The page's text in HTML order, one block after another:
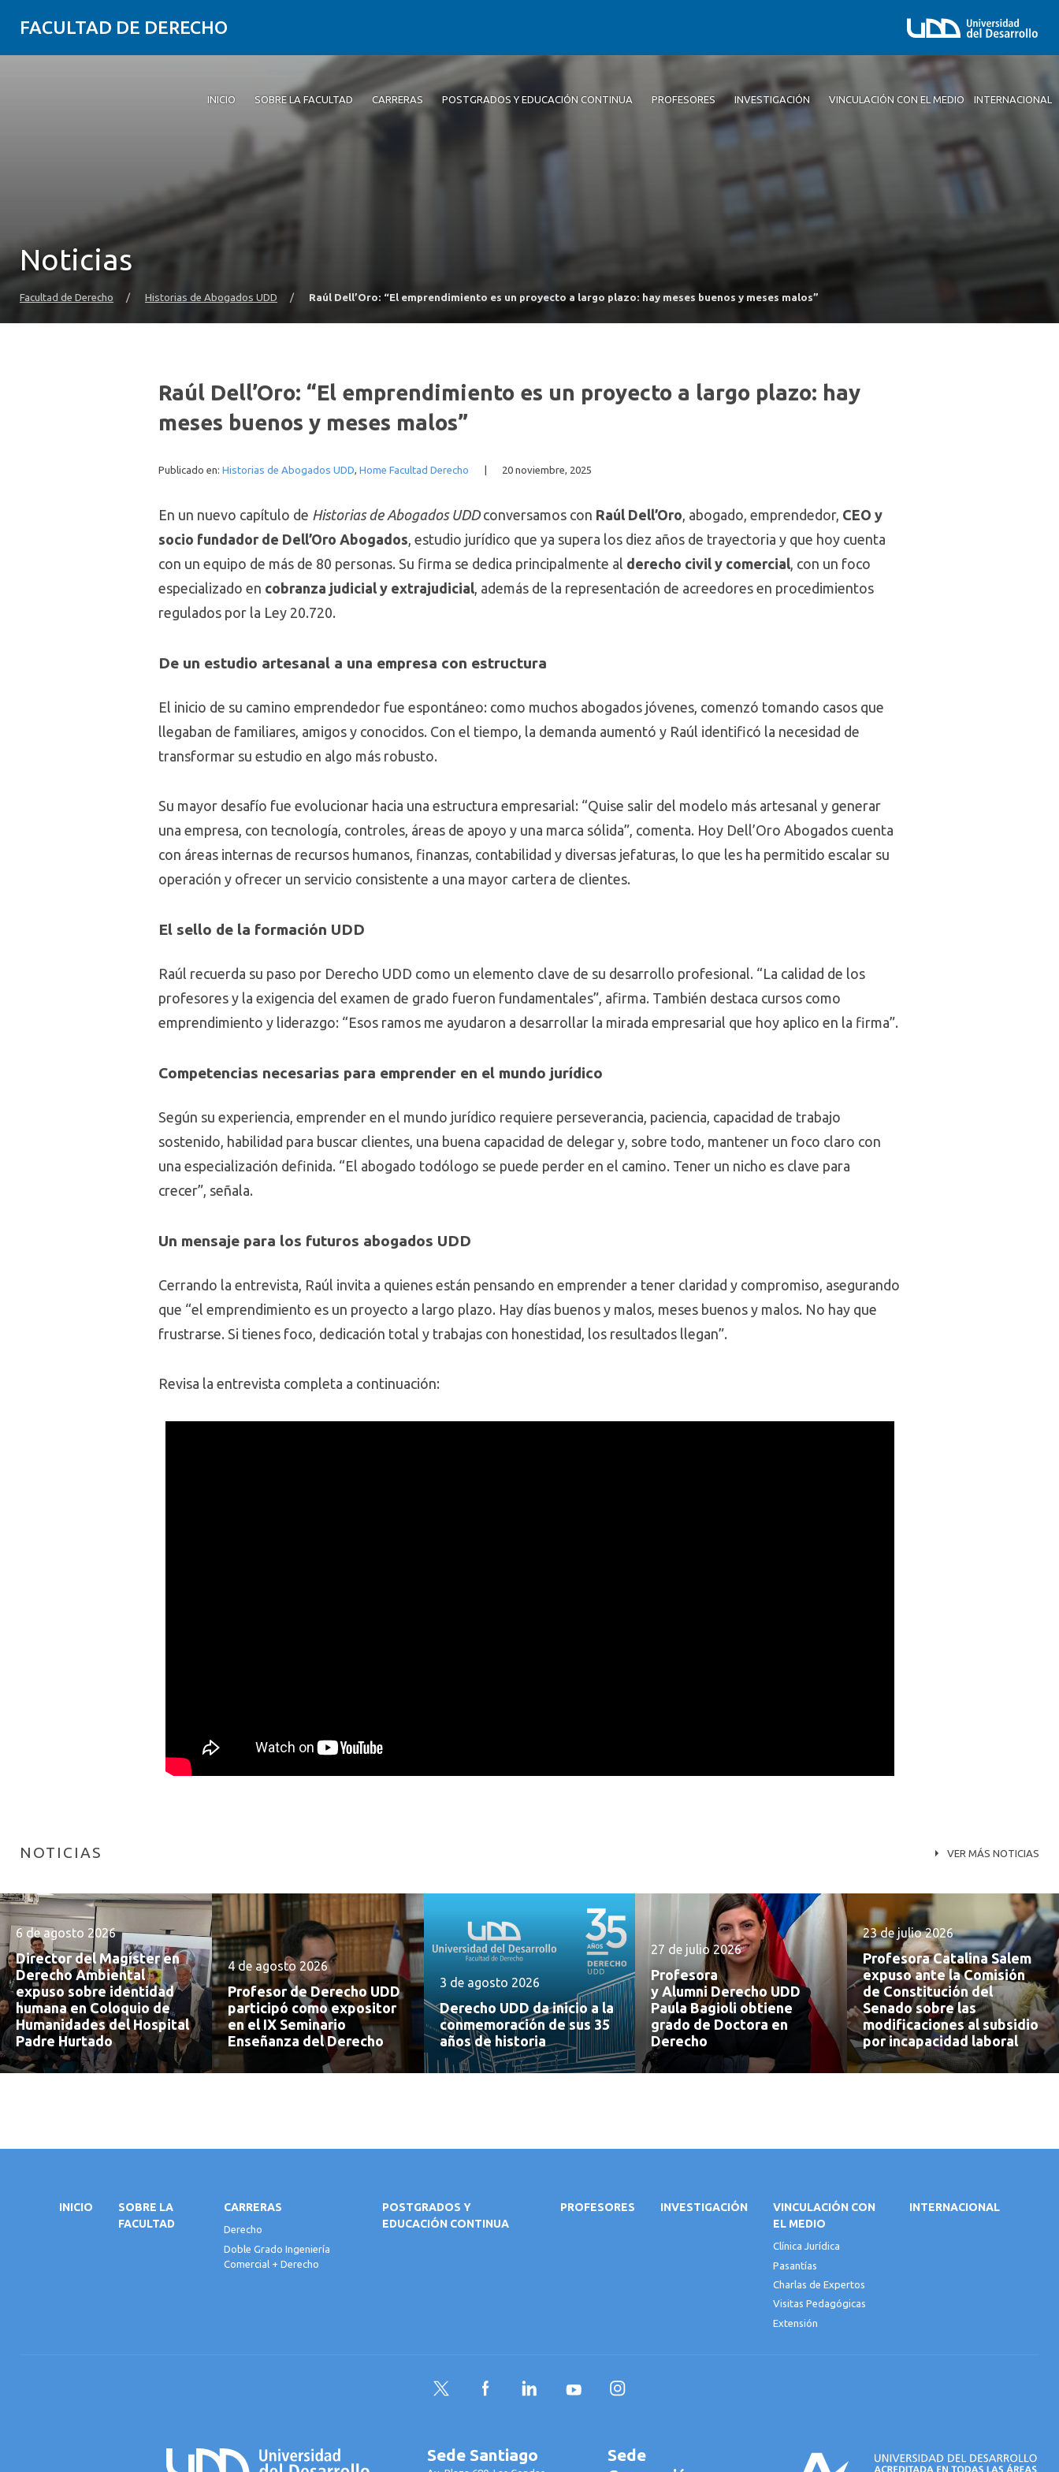
FACULTAD DE DERECHO
INICIO SOBRE LA FACULTAD CARRERAS POSTGRADOS Y EDUCACIÓN CONTINUA PROFESORES INVESTIGACIÓN VINCULACIÓN CON EL MEDIO INTERNACIONAL
Noticias
Facultad de Derecho / Historias de Abogados UDD / Raúl Dell’Oro: “El emprendimiento es un proyecto a largo plazo: hay meses buenos y meses malos”
Raúl Dell’Oro: “El emprendimiento es un proyecto a largo plazo: hay
meses buenos y meses malos”
Publicado en: Historias de Abogados UDD, Home Facultad Derecho 20 noviembre, 2025
En un nuevo capítulo de Historias de Abogados UDDconversamos con Raúl Dell’Oro, abogado, emprendedor, CEO y
socio fundador de Dell’Oro Abogados, estudio jurídico que ya supera los diez años de trayectoria y que hoy cuenta
con un equipo de más de 80 personas. Su firma se dedica principalmente al derecho civil y comercial, con un foco
especializado en cobranza judicial y extrajudicial, además de la representación de acreedores en procedimientos
regulados por la Ley 20.720.
De un estudio artesanal a una empresa con estructura
El inicio de su camino emprendedor fue espontáneo: como muchos abogados jóvenes, comenzó tomando casos que
llegaban de familiares, amigos y conocidos. Con el tiempo, la demanda aumentó y Raúl identificó la necesidad de
transformar su estudio en algo más robusto.
Su mayor desafío fue evolucionar hacia una estructura empresarial: “Quise salir del modelo más artesanal y generar
una empresa, con tecnología, controles, áreas de apoyo y una marca sólida”, comenta. Hoy Dell’Oro Abogados cuenta
con áreas internas de recursos humanos, finanzas, contabilidad y diversas jefaturas, lo que les ha permitido escalar su
operación y ofrecer un servicio consistente a una mayor cartera de clientes.
El sello de la formación UDD
Raúl recuerda su paso por Derecho UDD como un elemento clave de su desarrollo profesional. “La calidad de los
profesores y la exigencia del examen de grado fueron fundamentales”, afirma. También destaca cursos como
emprendimiento y liderazgo: “Esos ramos me ayudaron a desarrollar la mirada empresarial que hoy aplico en la firma”.
Competencias necesarias para emprender en el mundo jurídico
Según su experiencia, emprender en el mundo jurídico requiere perseverancia, paciencia, capacidad de trabajo
sostenido, habilidad para buscar clientes, una buena capacidad de delegar y, sobre todo, mantener un foco claro con
una especialización definida. “El abogado todólogo se puede perder en el camino. Tener un nicho es clave para
crecer”, señala.
Un mensaje para los futuros abogados UDD
Cerrando la entrevista, Raúl invita a quienes están pensando en emprender a tener claridad y compromiso, asegurando
que “el emprendimiento es un proyecto a largo plazo. Hay días buenos y malos, meses buenos y malos. No hay que
frustrarse. Si tienes foco, dedicación total y trabajas con honestidad, los resultados llegan”.
Revisa la entrevista completa a continuación:
NOTICIAS VER MÁS NOTICIAS
6 de agosto 2026
Director del Magíster en
Derecho Ambiental
expuso sobre identidad
humana en Coloquio de
Humanidades del Hospital
Padre Hurtado
4 de agosto 2026
Profesor de Derecho UDD
participó como expositor
en el IX Seminario
Enseñanza del Derecho
3 de agosto 2026
Derecho UDD da inicio a la
conmemoración de sus 35
años de historia
27 de julio 2026
Profesora
y Alumni Derecho UDD
Paula Bagioli obtiene
grado de Doctora en
Derecho
23 de julio 2026
Profesora Catalina Salem
expuso ante la Comisión
de Constitución del
Senado sobre las
modificaciones al subsidio
por incapacidad laboral
INICIO
SOBRE LA
FACULTAD
CARRERAS
Derecho
Doble Grado Ingeniería
Comercial + Derecho
POSTGRADOS Y
EDUCACIÓN CONTINUA
PROFESORES INVESTIGACIÓN
VINCULACIÓN CON
EL MEDIO
Clínica Jurídica
Pasantías
Charlas de Expertos
Visitas Pedagógicas
Extensión
INTERNACIONAL
Twitter FacebookLinkedInYouTubeInstagram
Sede Santiago
Sede